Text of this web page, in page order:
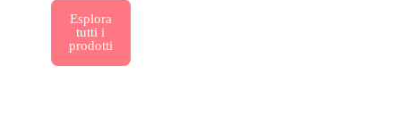
Esplora
tutti i
prodotti